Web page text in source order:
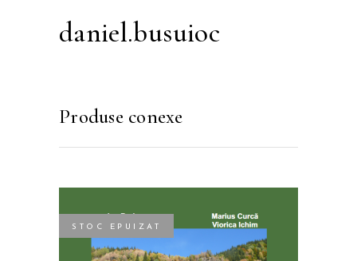
daniel.busuioc
Produse conexe
STOC EPUIZAT